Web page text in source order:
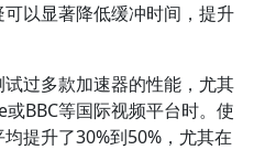
以显著降低缓冲时间，提升
过多款加速器的性能，尤其
BBC等国际视频平台时。使
提升了30%到50%，尤其在